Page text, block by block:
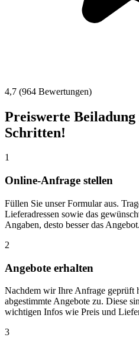
4,7 (964 Bewertungen)
Preiswerte Beiladung
Schritten!
1
Online-Anfrage stellen
Füllen Sie unser Formular aus.
Lieferadressen sowie das
Angaben, desto besser das Angebot.
2
Angebote erhalten
Nachdem wir Ihre Anfrage geprüft
abgestimmte Angebote zu. Diese
wichtigen Infos wie Preis und
3